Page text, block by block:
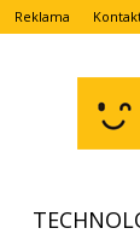
Reklama